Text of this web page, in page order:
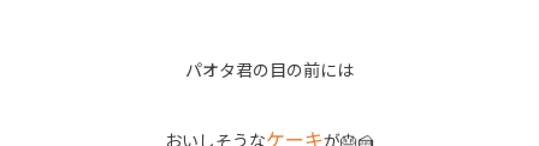
パオタ君の目の前には
おいしそうなケーキが🎂🍰